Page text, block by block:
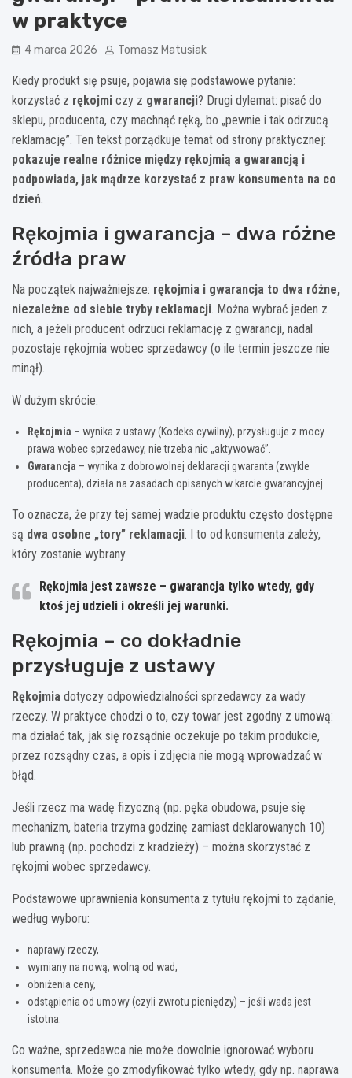
w praktyce
4 marca 2026 Tomasz Matusiak
Kiedy produkt się psuje, pojawia się podstawowe pytanie:
korzystać z rękojmi czy z gwarancji? Drugi dylemat: pisać do
sklepu, producenta, czy machnąć ręką, bo „pewnie i tak odrzucą
reklamację”. Ten tekst porządkuje temat od strony praktycznej:
pokazuje realne różnice między rękojmią a gwarancją i
podpowiada, jak mądrze korzystać z praw konsumenta na co
dzień.
Rękojmia i gwarancja – dwa różne
źródła praw
Na początek najważniejsze: rękojmia i gwarancja to dwa różne,
niezależne od siebie tryby reklamacji. Można wybrać jeden z
nich, a jeżeli producent odrzuci reklamację z gwarancji, nadal
pozostaje rękojmia wobec sprzedawcy (o ile termin jeszcze nie
minął).
W dużym skrócie:
Rękojmia – wynika z ustawy (Kodeks cywilny), przysługuje z mocy
prawa wobec sprzedawcy, nie trzeba nic „aktywować”.
Gwarancja – wynika z dobrowolnej deklaracji gwaranta (zwykle
producenta), działa na zasadach opisanych w karcie gwarancyjnej.
To oznacza, że przy tej samej wadzie produktu często dostępne
są dwa osobne „tory” reklamacji. I to od konsumenta zależy,
który zostanie wybrany.
Rękojmia jest zawsze – gwarancja tylko wtedy, gdy
ktoś jej udzieli i określi jej warunki.
Rękojmia – co dokładnie
przysługuje z ustawy
Rękojmia dotyczy odpowiedzialności sprzedawcy za wady
rzeczy. W praktyce chodzi o to, czy towar jest zgodny z umową:
ma działać tak, jak się rozsądnie oczekuje po takim produkcie,
przez rozsądny czas, a opis i zdjęcia nie mogą wprowadzać w
błąd.
Jeśli rzecz ma wadę fizyczną (np. pęka obudowa, psuje się
mechanizm, bateria trzyma godzinę zamiast deklarowanych 10)
lub prawną (np. pochodzi z kradzieży) – można skorzystać z
rękojmi wobec sprzedawcy.
Podstawowe uprawnienia konsumenta z tytułu rękojmi to żądanie,
według wyboru:
naprawy rzeczy,
wymiany na nową, wolną od wad,
obniżenia ceny,
odstąpienia od umowy (czyli zwrotu pieniędzy) – jeśli wada jest
istotna.
Co ważne, sprzedawca nie może dowolnie ignorować wyboru
konsumenta. Może go zmodyfikować tylko wtedy, gdy np. naprawa